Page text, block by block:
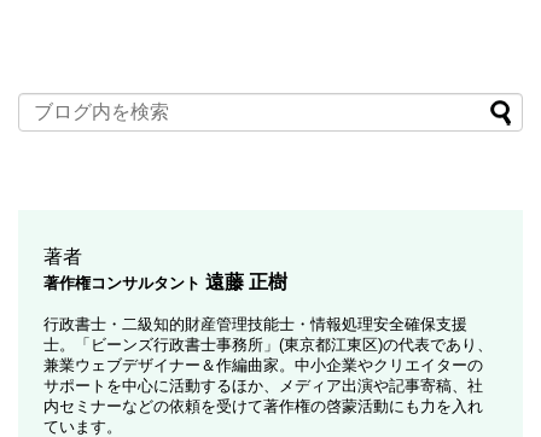
著者
著作権コンサルタント 遠藤 正樹
行政書士・二級知的財産管理技能士・情報処理安全確保支援
士。「ビーンズ行政書士事務所」(東京都江東区)の代表であり、
兼業ウェブデザイナー＆作編曲家。中小企業やクリエイターの
サポートを中心に活動するほか、メディア出演や記事寄稿、社
内セミナーなどの依頼を受けて著作権の啓蒙活動にも力を入れ
ています。